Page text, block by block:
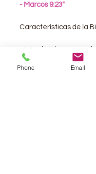
- Marcos 9:23"
Características de la
- Introducción general
- La traducción de la
-Palabras de Jesús en
Phone Email